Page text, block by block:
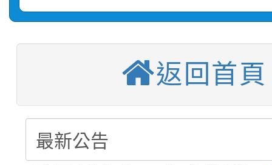
結果(第2招)
9月16日本府B2大禮堂
1次會員大會暨第7屆會
轉知：桃園市115年度
敬師藝文競賽』實施計
【甄選結果(第11招)】
學年度第1學期第7次
結果(第11招)
【甄選結果(第3招)】
學年度第1學期第9次代
結果(第3招)
桃園市家庭教育中心「
程資訊」、「暑期親子
「校園短影音徵選活動
返回首頁